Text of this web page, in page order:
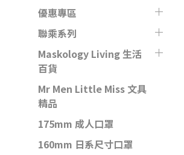
優惠專區
聯乘系列
Maskology Living 生活
百貨
Mr Men Little Miss 文具
精品
175mm 成人口罩
160mm 日系尺寸口罩